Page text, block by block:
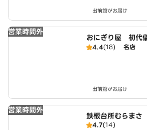
出前館がお届け
営業時間外
おにぎり屋 初代
4.4(18) 名店
出前館がお届け
営業時間外
鉄板台所むらまさ
4.7(14)